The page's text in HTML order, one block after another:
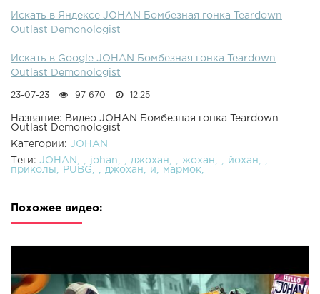
Искать в Яндексе JOHAN Бомбезная гонка Teardown
Outlast Demonologist
Искать в Google JOHAN Бомбезная гонка Teardown
Outlast Demonologist
23-07-23 97 670 12:25
Название: Видео JOHAN Бомбезная гонка Teardown
Outlast Demonologist
Категории: JOHAN
Теги: JOHAN johan джохан жохан
йохан
приколы
PUBG джохан и мармок
Похожее видео: